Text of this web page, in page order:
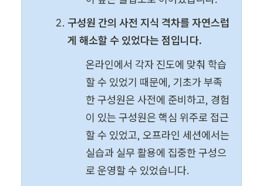
구성원 간의 사전 지식 격차를 자연스럽
게 해소할 수 있었다는 점입니다.
온라인에서 각자 진도에 맞춰 학습
할 수 있었기 때문에, 기초가 부족
한 구성원은 사전에 준비하고, 경험
이 있는 구성원은 핵심 위주로 접근
할 수 있었고, 오프라인 세션에서는
실습과 실무 활용에 집중한 구성으
로 운영할 수 있었습니다.